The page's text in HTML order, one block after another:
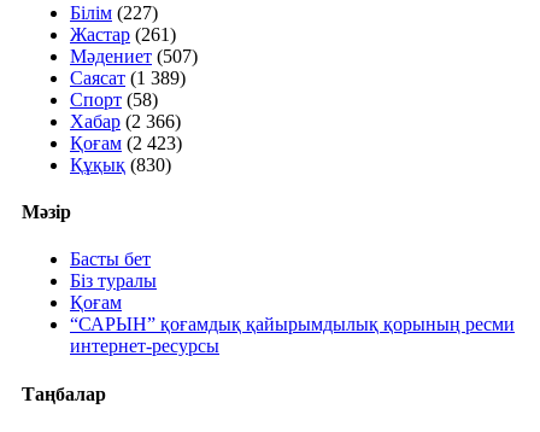
Білім (227)
Жастар (261)
Мәдениет (507)
Саясат (1 389)
Спорт (58)
Хабар (2 366)
Қоғам (2 423)
Құқық (830)
Мәзір
Басты бет
Біз туралы
Қоғам
“САРЫН” қоғамдық қайырымдылық қорының ресми
интернет-ресурсы
Таңбалар